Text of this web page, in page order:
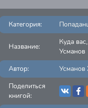
Категория:
Название:
Куда
Усманов
Автор:
Усманов
Поделиться
книгой: